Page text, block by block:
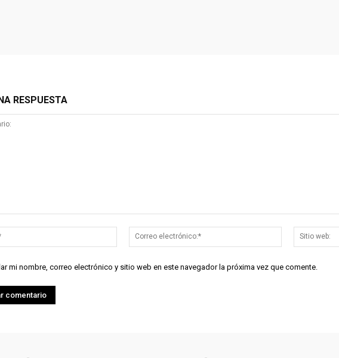
RESPUESTA
Nombre:*
Correo
electrónico:*
mi nombre, correo electrónico y sitio web en este navegador la próxima vez que comente.